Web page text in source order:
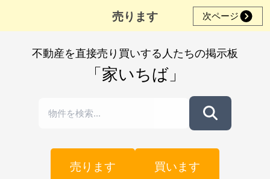
売ります 次ページ
不動産を直接売り買いする人たちの掲示板
「家いちば」
売ります 買います